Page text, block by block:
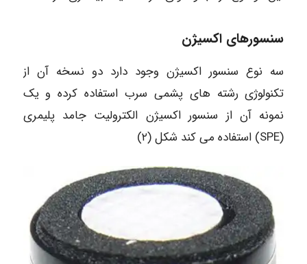
سنسورهای اکسیژن
سه نوع سنسور اکسیژن وجود دارد دو نسخه آن از
تکنولوژی رشته های پشمی سرب استفاده کرده و یک
نمونه آن از سنسور اکسیژن الکترولیت جامد پلیمری
(SPE) استفاده می کند شکل (۲)